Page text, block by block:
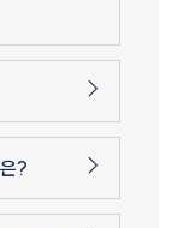
?